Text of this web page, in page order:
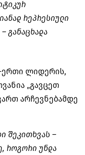
რეპრესიული
განაცხადა
ერთი ლიდერის,
„გავცეთ
არჩევნებამდე
შეკითხვას –
როგორი უნდა